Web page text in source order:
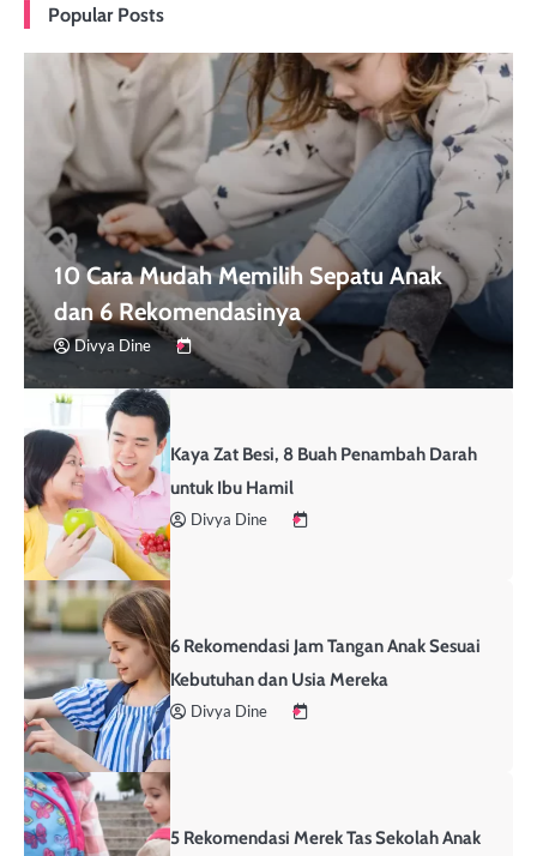
Popular Posts
10 Cara Mudah Memilih Sepatu Anak
dan 6 Rekomendasinya
Divya Dine
Kaya Zat Besi, 8 Buah Penambah Darah
untuk Ibu Hamil
Divya Dine
6 Rekomendasi Jam Tangan Anak Sesuai
Kebutuhan dan Usia Mereka
Divya Dine
5 Rekomendasi Merek Tas Sekolah Anak